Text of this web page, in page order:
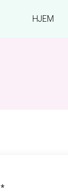
HJEM
*Påkrevd